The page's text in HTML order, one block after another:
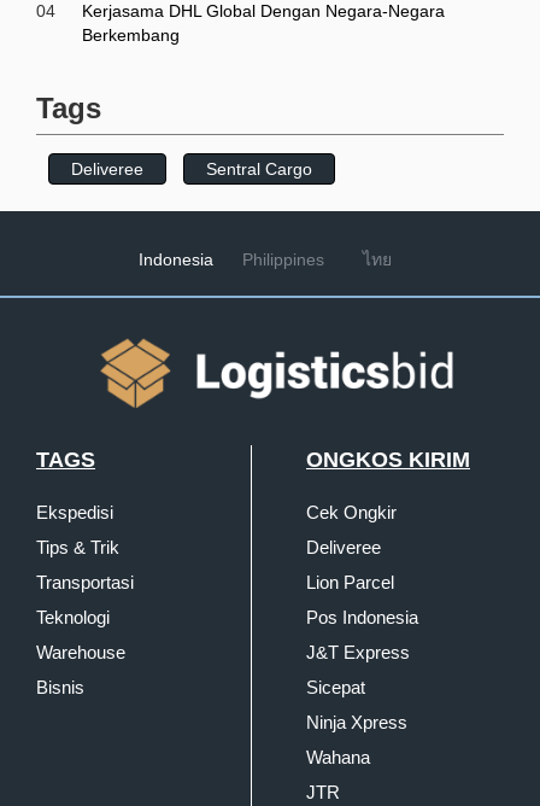
04
Kerjasama DHL Global Dengan Negara-Negara
Berkembang
Tags
Deliveree Sentral Cargo
Indonesia Philippines ไทย
TAGS
Ekspedisi
Tips & Trik
Transportasi
Teknologi
Warehouse
Bisnis
ONGKOS KIRIM
Cek Ongkir
Deliveree
Lion Parcel
Pos Indonesia
J&T Express
Sicepat
Ninja Xpress
Wahana
JTR